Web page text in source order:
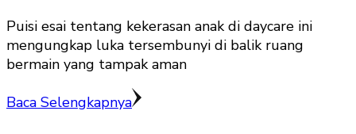
Puisi esai tentang kekerasan anak di daycare ini
mengungkap luka tersembunyi di balik ruang
bermain yang tampak aman
Baca Selengkapnya